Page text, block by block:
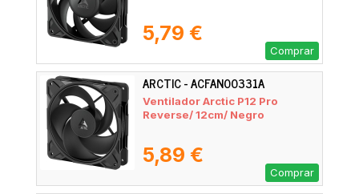
5,79 €
Comprar
ARCTIC - ACFAN00331A
Ventilador Arctic P12 Pro
Reverse/ 12cm/ Negro
5,89 €
Comprar